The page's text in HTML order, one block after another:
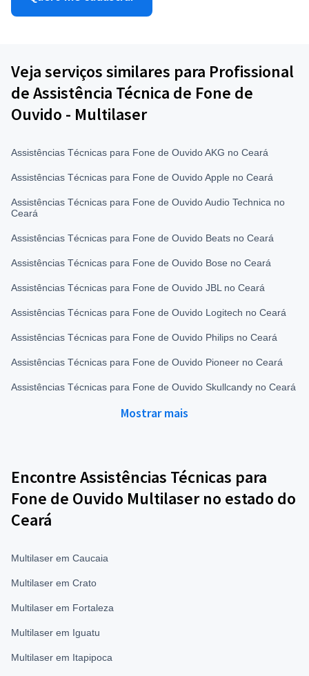
Veja serviços similares para Profissional
de Assistência Técnica de Fone de
Ouvido - Multilaser
Assistências Técnicas para Fone de Ouvido AKG no Ceará
Assistências Técnicas para Fone de Ouvido Apple no Ceará
Assistências Técnicas para Fone de Ouvido Audio Technica no
Ceará
Assistências Técnicas para Fone de Ouvido Beats no Ceará
Assistências Técnicas para Fone de Ouvido Bose no Ceará
Assistências Técnicas para Fone de Ouvido JBL no Ceará
Assistências Técnicas para Fone de Ouvido Logitech no Ceará
Assistências Técnicas para Fone de Ouvido Philips no Ceará
Assistências Técnicas para Fone de Ouvido Pioneer no Ceará
Assistências Técnicas para Fone de Ouvido Skullcandy no Ceará
Mostrar mais
Encontre Assistências Técnicas para
Fone de Ouvido Multilaser no estado do
Ceará
Multilaser em Caucaia
Multilaser em Crato
Multilaser em Fortaleza
Multilaser em Iguatu
Multilaser em Itapipoca